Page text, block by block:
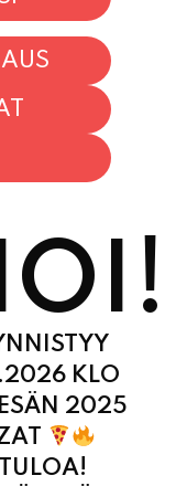
KLO
2025